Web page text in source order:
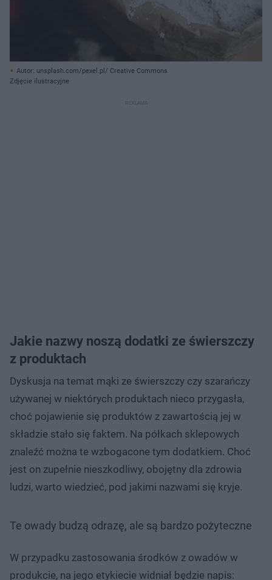
Autor: unsplash.com/pexel.pl/ Creative Commons
Zdjęcie ilustracyjne
Jakie nazwy noszą dodatki ze świerszczy
z produktach
Dyskusja na temat mąki ze świerszczy czy szarańczy
używanej w niektórych produktach nieco przygasła,
choć pojawienie się produktów z zawartością jej w
składzie stało się faktem. Na półkach sklepowych
znaleźć można te wzbogacone tym dodatkiem. Choć
jest on zupełnie nieszkodliwy, obojętny dla zdrowia
ludzi, warto wiedzieć, pod jakimi nazwami się kryje.
Te owady budzą odrazę, ale są bardzo pożyteczne
W przypadku zastosowania środków z owadów w
produkcie, na jego etykiecie widniał będzie napis: